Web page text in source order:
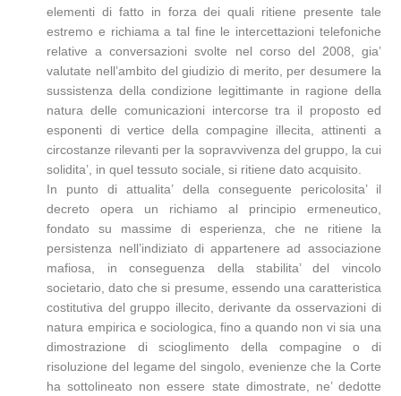
elementi di fatto in forza dei quali ritiene presente tale
estremo e richiama a tal fine le intercettazioni telefoniche
relative a conversazioni svolte nel corso del 2008, gia’
valutate nell’ambito del giudizio di merito, per desumere la
sussistenza della condizione legittimante in ragione della
natura delle comunicazioni intercorse tra il proposto ed
esponenti di vertice della compagine illecita, attinenti a
circostanze rilevanti per la sopravvivenza del gruppo, la cui
solidita’, in quel tessuto sociale, si ritiene dato acquisito.
In punto di attualita’ della conseguente pericolosita’ il
decreto opera un richiamo al principio ermeneutico,
fondato su massime di esperienza, che ne ritiene la
persistenza nell’indiziato di appartenere ad associazione
mafiosa, in conseguenza della stabilita’ del vincolo
societario, dato che si presume, essendo una caratteristica
costitutiva del gruppo illecito, derivante da osservazioni di
natura empirica e sociologica, fino a quando non vi sia una
dimostrazione di scioglimento della compagine o di
risoluzione del legame del singolo, evenienze che la Corte
ha sottolineato non essere state dimostrate, ne’ dedotte